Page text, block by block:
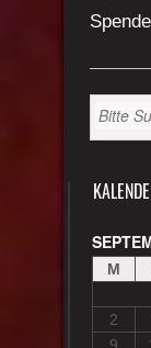
M
2